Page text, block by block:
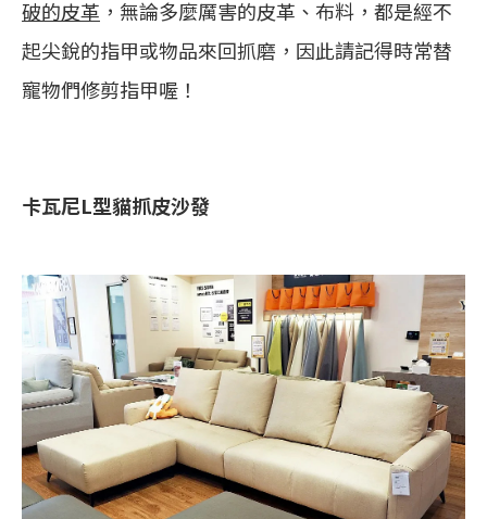
破的皮革 ，無論多麼厲害的皮革、布料，都是經不
起尖銳的指甲或物品來回抓磨，因此請記得時常替
寵物們修剪指甲喔！
卡瓦尼L型貓抓皮沙發